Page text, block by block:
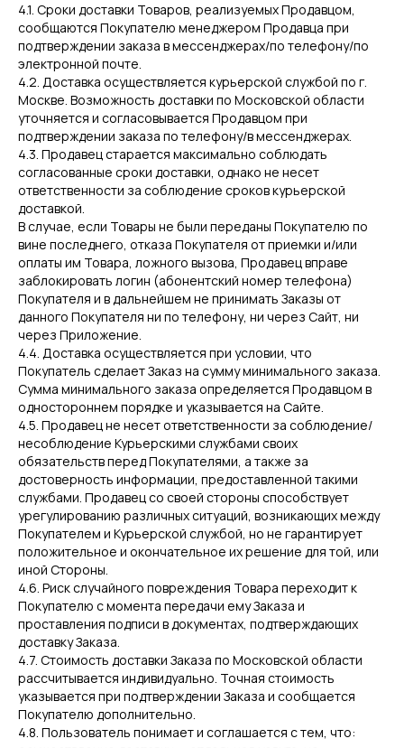
4.1. Сроки доставки Товаров, реализуемых Продавцом,
сообщаются Покупателю менеджером Продавца при
подтверждении заказа в мессенджерах/по телефону/по
электронной почте.
4.2. Доставка осуществляется курьерской службой по г.
Москве. Возможность доставки по Московской области
уточняется и согласовывается Продавцом при
подтверждении заказа по телефону/в мессенджерах.
4.3. Продавец старается максимально соблюдать
согласованные сроки доставки, однако не несет
ответственности за соблюдение сроков курьерской
доставкой.
В случае, если Товары не были переданы Покупателю по
вине последнего, отказа Покупателя от приемки и/или
оплаты им Товара, ложного вызова, Продавец вправе
заблокировать логин (абонентский номер телефона)
Покупателя и в дальнейшем не принимать Заказы от
данного Покупателя ни по телефону, ни через Сайт, ни
через Приложение.
4.4. Доставка осуществляется при условии, что
Покупатель сделает Заказ на сумму минимального заказа.
Сумма минимального заказа определяется Продавцом в
одностороннем порядке и указывается на Сайте.
4.5. Продавец не несет ответственности за соблюдение/
несоблюдение Курьерскими службами своих
обязательств перед Покупателями, а также за
достоверность информации, предоставленной такими
службами. Продавец со своей стороны способствует
урегулированию различных ситуаций, возникающих между
Покупателем и Курьерской службой, но не гарантирует
положительное и окончательное их решение для той, или
иной Стороны.
4.6. Риск случайного повреждения Товара переходит к
Покупателю с момента передачи ему Заказа и
проставления подписи в документах, подтверждающих
доставку Заказа.
4.7. Стоимость доставки Заказа по Московской области
рассчитывается индивидуально. Точная стоимость
указывается при подтверждении Заказа и сообщается
Покупателю дополнительно.
4.8. Пользователь понимает и соглашается с тем, что: